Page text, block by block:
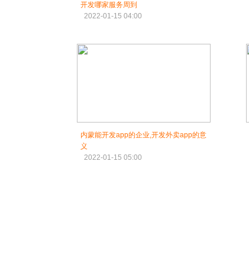
开发哪家服务周到
2022-01-15 04:00
内蒙能开发app的企业,开发外卖app的意
义
2022-01-15 05:00